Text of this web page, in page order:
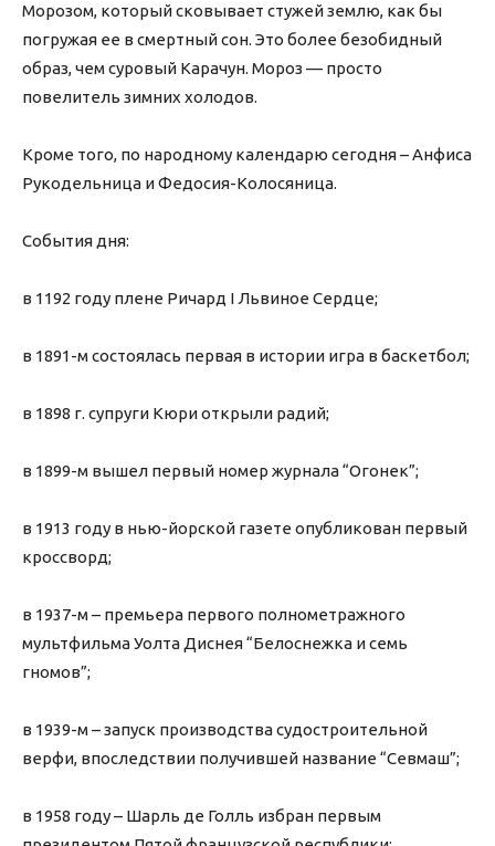
Морозом, который сковывает стужей землю, как бы
погружая ее в смертный сон. Это более безобидный
образ, чем суровый Карачун. Мороз — просто
повелитель зимних холодов.
Кроме того, по народному календарю сегодня – Анфиса
Рукодельница и Федосия-Колосяница.
События дня:
в 1192 году плене Ричард I Львиное Сердце;
в 1891-м состоялась первая в истории игра в баскетбол;
в 1898 г. супруги Кюри открыли радий;
в 1899-м вышел первый номер журнала “Огонек”;
в 1913 году в нью-йорской газете опубликован первый
кроссворд;
в 1937-м – премьера первого полнометражного
мультфильма Уолта Диснея “Белоснежка и семь
гномов”;
в 1939-м – запуск производства судостроительной
верфи, впоследствии получившей название “Севмаш”;
в 1958 году – Шарль де Голль избран первым